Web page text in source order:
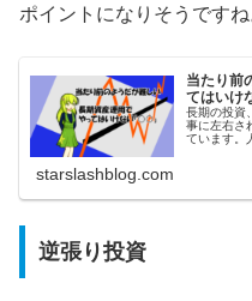
ポイントになりそうですね
当たり前
てはいけ
長期の投資
事に左右さ
ています。
starslashblog.com
逆張り投資